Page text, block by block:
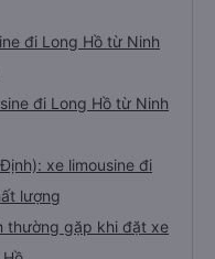
đi Long Hồ từ Ninh
đi Long Hồ từ Ninh
xe limousine đi
lượng
thường gặp khi đặt xe